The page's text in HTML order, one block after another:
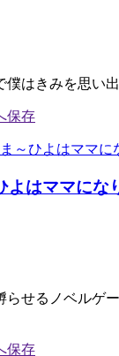
僕はきみを思い
よはママにな
らせるノベルゲ